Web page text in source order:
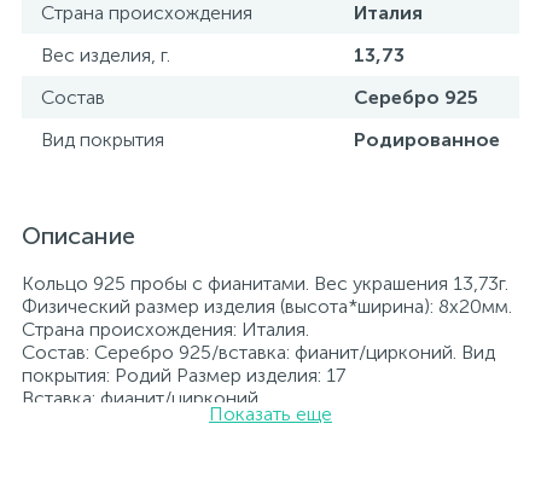
Страна происхождения
Италия
Вес изделия, г.
13,73
Состав
Серебро 925
Вид покрытия
Родированное
Описание
Кольцо 925 пробы с фианитами. Вес украшения 13,73г.
Физический размер изделия (высота*ширина): 8х20мм.
Страна происхождения: Италия.
Состав: Серебро 925/вставка: фианит/цирконий. Вид
покрытия: Родий Размер изделия: 17
Вставка: фианит/цирконий.
Родированные украшения дольше сохраняют свое
Показать еще